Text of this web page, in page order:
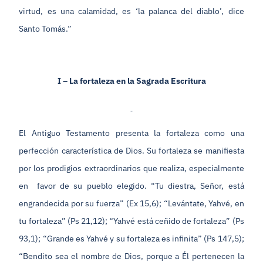
virtud, es una calamidad, es ‘la palanca del diablo’, dice
Santo Tomás.”
I – La fortaleza en la Sagrada Escritura
El Antiguo Testamento presenta la fortaleza como una
perfección característica de Dios. Su fortaleza se manifiesta
por los prodigios extraordinarios que realiza, especialmente
en favor de su pueblo elegido. “Tu diestra, Señor, está
engrandecida por su fuerza” (Ex 15,6); “Levántate, Yahvé, en
tu fortaleza” (Ps 21,12); “Yahvé está ceñido de fortaleza” (Ps
93,1); “Grande es Yahvé y su fortaleza es infinita” (Ps 147,5);
“Bendito sea el nombre de Dios, porque a Él pertenecen la